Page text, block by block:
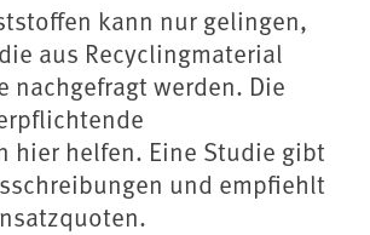
kann nur gelingen,
aus Recyclingmaterial
nachgefragt werden. Die
hier helfen. Eine Studie gibt
und empfiehlt